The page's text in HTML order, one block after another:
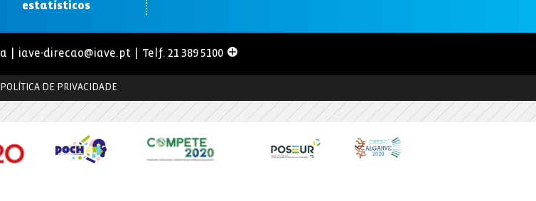
estatísticos.
| iave-direcao@iave.pt | Telf. 21 389 5100
POLÍTICA DE PRIVACIDADE